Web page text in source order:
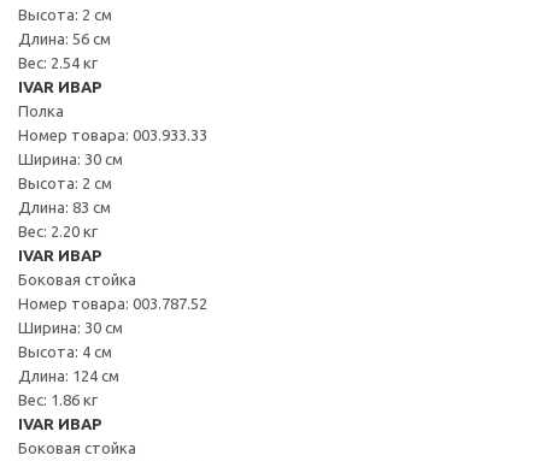
Высота: 2 см
Длина: 56 см
Вес: 2.54 кг
IVAR ИВАР
Полка
Номер товара: 003.933.33
Ширина: 30 см
Высота: 2 см
Длина: 83 см
Вес: 2.20 кг
IVAR ИВАР
Боковая стойка
Номер товара: 003.787.52
Ширина: 30 см
Высота: 4 см
Длина: 124 см
Вес: 1.86 кг
IVAR ИВАР
Боковая стойка